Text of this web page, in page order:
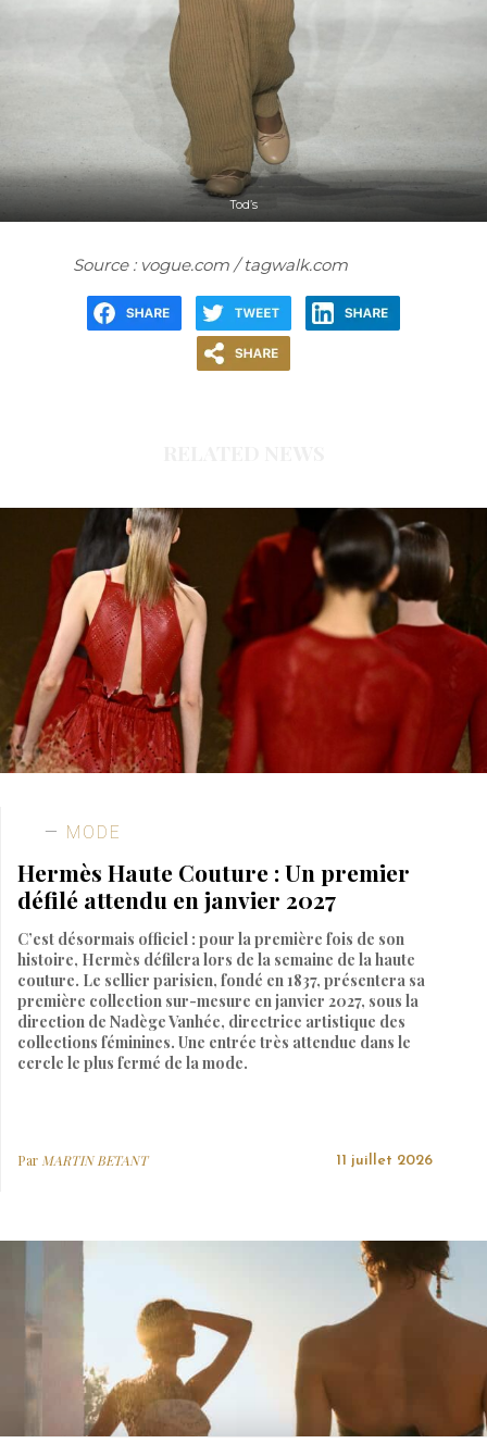
Tod’s
Source : vogue.com / tagwalk.com
MODE
Hermès Haute Couture : Un premier
défilé attendu en janvier 2027
C’est désormais officiel : pour la première fois de son
histoire, Hermès défilera lors de la semaine de la haute
couture. Le sellier parisien, fondé en 1837, présentera sa
première collection sur-mesure en janvier 2027, sous la
direction de Nadège Vanhée, directrice artistique des
collections féminines. Une entrée très attendue dans le
cercle le plus fermé de la mode.
ParMARTIN BETANT 11 juillet 2026